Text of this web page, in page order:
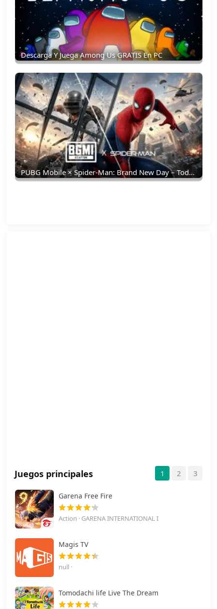
Descarga Y Juega Among Us GRATIS En PC
PUBG Mobile × Spider-Man: Brand New Day – Todo Lo Que Debes Saber: Skins, Fecha, Recompensas Y Más
Juegos principales 1 2 3
Garena Free Fire
Action · GARENA INTERNATIONAL I
Magis TV
null ·
Tomodachi life Live The Dream